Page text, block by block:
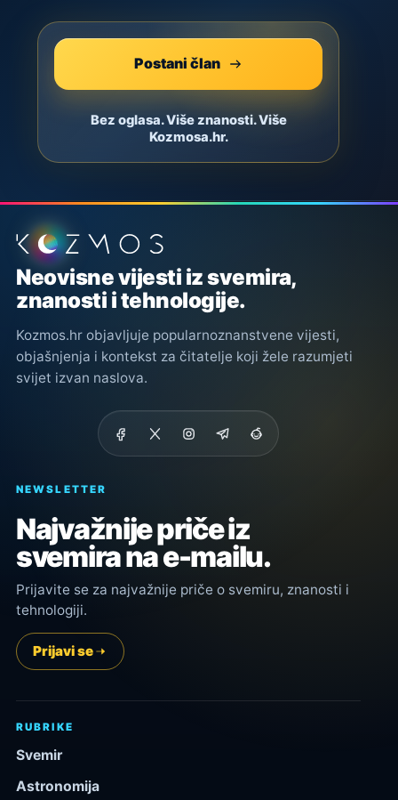
Postani član
Bez oglasa. Više znanosti. Više
Kozmosa.hr.
Podnožje stranice
Neovisne vijesti iz svemira,
znanosti i tehnologije.
Kozmos.hr objavljuje popularnoznanstvene vijesti,
objašnjenja i kontekst za čitatelje koji žele razumjeti
svijet izvan naslova.
NEWSLETTER
Najvažnije priče iz
svemira na e-mailu.
Prijavite se za najvažnije priče o svemiru, znanosti i
tehnologiji.
Prijavi se
RUBRIKE
Svemir
Astronomija